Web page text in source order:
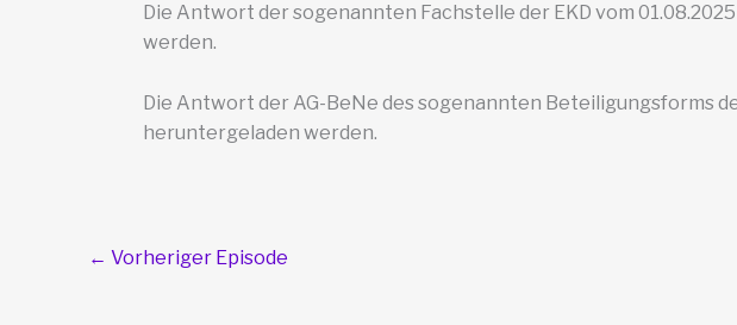
Die Antwort der sogenannten Fachstelle der EKD vom
werden.
Die Antwort der AG-BeNe des sogenannten Beteiligungsforms
heruntergeladen werden.
← Vorheriger Episode